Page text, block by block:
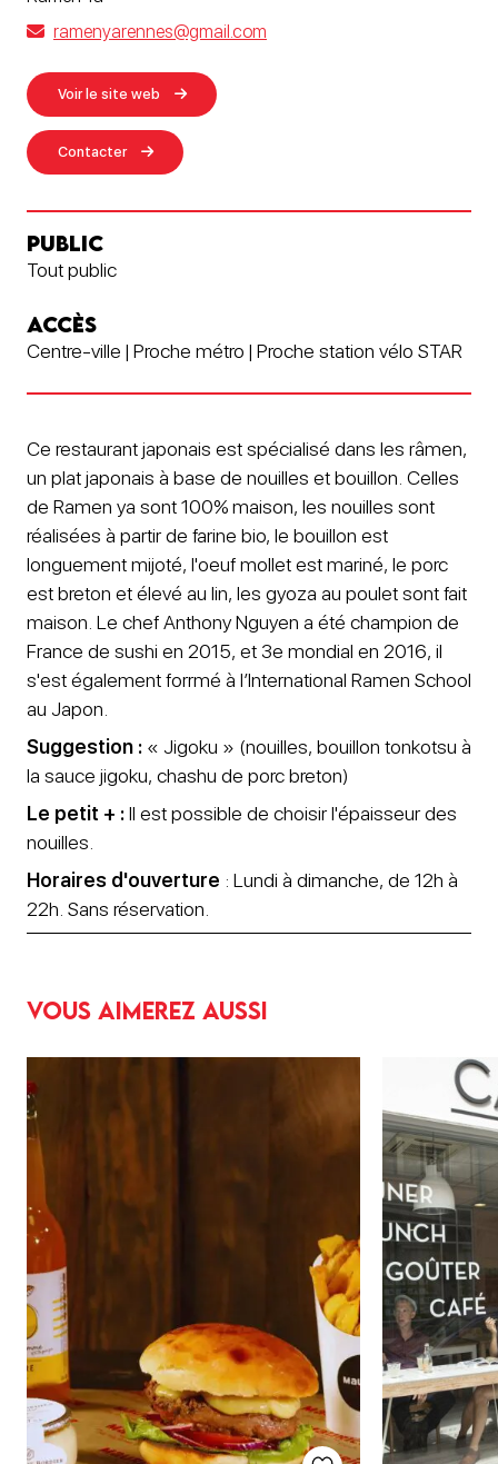
ramenyarennes@gmail.com
Voir le site web
Contacter
PUBLIC
Tout public
ACCÈS
Centre-ville | Proche métro | Proche station vélo STAR
Ce restaurant japonais est spécialisé dans les râmen,
un plat japonais à base de nouilles et bouillon. Celles
de Ramen ya sont 100% maison, les nouilles sont
réalisées à partir de farine bio, le bouillon est
longuement mijoté, l'oeuf mollet est mariné, le porc
est breton et élevé au lin, les gyoza au poulet sont fait
maison. Le chef Anthony Nguyen a été champion de
France de sushi en 2015, et 3e mondial en 2016, il
s'est également forrmé à l’International Ramen School
au Japon.
Suggestion : « Jigoku » (nouilles, bouillon tonkotsu à
la sauce jigoku, chashu de porc breton)
Le petit + :Il est possible de choisir l'épaisseur des
nouilles.
Horaires d'ouverture : Lundi à dimanche, de 12h à
22h. Sans réservation.
Vous aimerez aussi